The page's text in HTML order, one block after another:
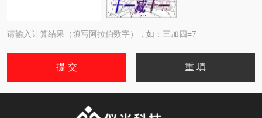
请输入计算结果（填写阿拉伯数字），如：三加四=7